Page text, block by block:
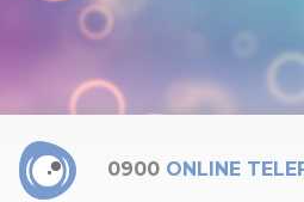
0900 ONLINE